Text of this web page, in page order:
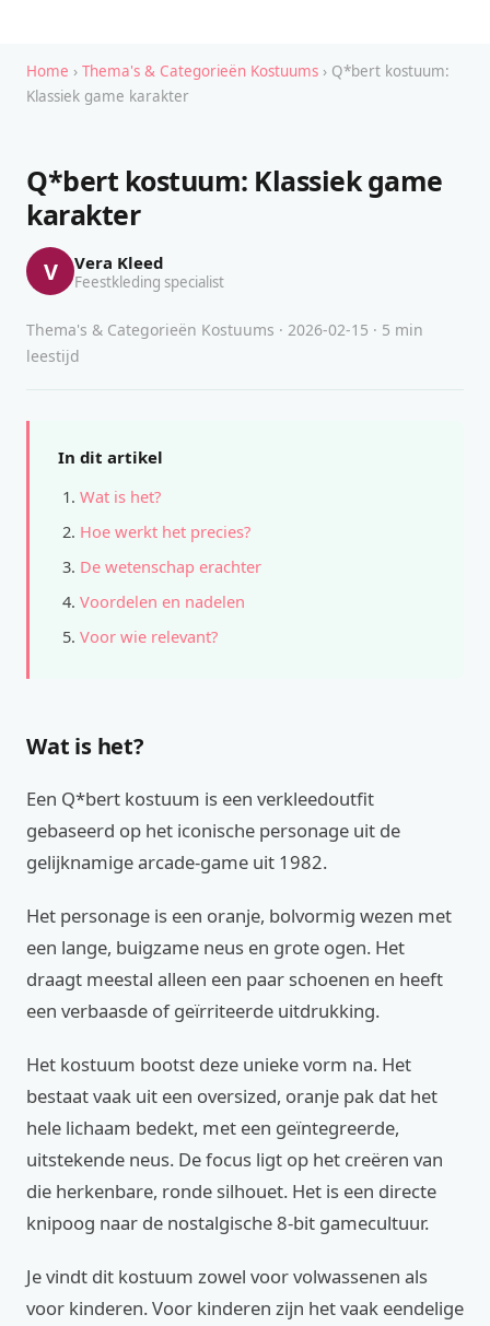
Home › Thema's & Categorieën Kostuums › Q*bert kostuum:
Klassiek game karakter
Q*bert kostuum: Klassiek game
karakter
V Vera Kleed
Feestkleding specialist
Thema's & Categorieën Kostuums · 2026-02-15 · 5 min
leestijd
In dit artikel
Wat is het?
Hoe werkt het precies?
De wetenschap erachter
Voordelen en nadelen
Voor wie relevant?
Wat is het?
Een Q*bert kostuum is een verkleedoutfit
gebaseerd op het iconische personage uit de
gelijknamige arcade-game uit 1982.
Het personage is een oranje, bolvormig wezen met
een lange, buigzame neus en grote ogen. Het
draagt meestal alleen een paar schoenen en heeft
een verbaasde of geïrriteerde uitdrukking.
Het kostuum bootst deze unieke vorm na. Het
bestaat vaak uit een oversized, oranje pak dat het
hele lichaam bedekt, met een geïntegreerde,
uitstekende neus. De focus ligt op het creëren van
die herkenbare, ronde silhouet. Het is een directe
knipoog naar de nostalgische 8-bit gamecultuur.
Je vindt dit kostuum zowel voor volwassenen als
voor kinderen. Voor kinderen zijn het vaak eendelige